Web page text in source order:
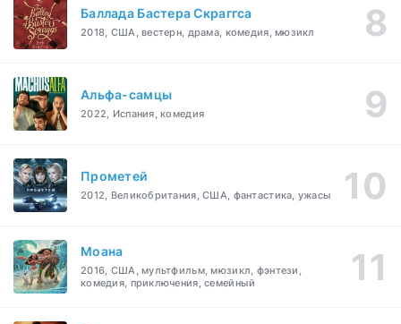
Баллада Бастера Скраггса
2018, США, вестерн, драма, комедия, мюзикл
Альфа-самцы
2022, Испания, комедия
Прометей
2012, Великобритания, США, фантастика, ужасы
Моана
2016, США, мультфильм, мюзикл, фэнтези,
комедия, приключения, семейный